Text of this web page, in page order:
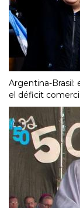
Argentina-Brasil:
el déficit